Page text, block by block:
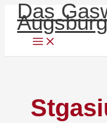
Zum
Inhalt
springen
Das
Bierflaschen
und
Bierstreik
Roman
Hans
Prölss
Tarnanstrich
Waschmaschine
Zigarrenanzünder
Drehbank
Elektrowagen
175
Jahre
Gasbeleuchtung
Rauchen
verboten
MAN
Scheiben-
Gasbehälter
Gasometer
Stadtgas
Wassertopf
Hofbeleuchtung
Erste
Führung
nach
Stilllegung
Roman
TAG
NULL
Menü